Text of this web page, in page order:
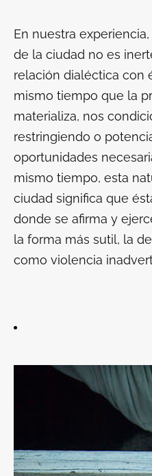
En nuestra
de la ciudad no es
relación dialéctica con
mismo tiempo que la
materializa, nos
restringiendo o
oportunidades
mismo tiempo, esta
ciudad significa que
donde se afirma y
la forma más sutil, la
como violencia